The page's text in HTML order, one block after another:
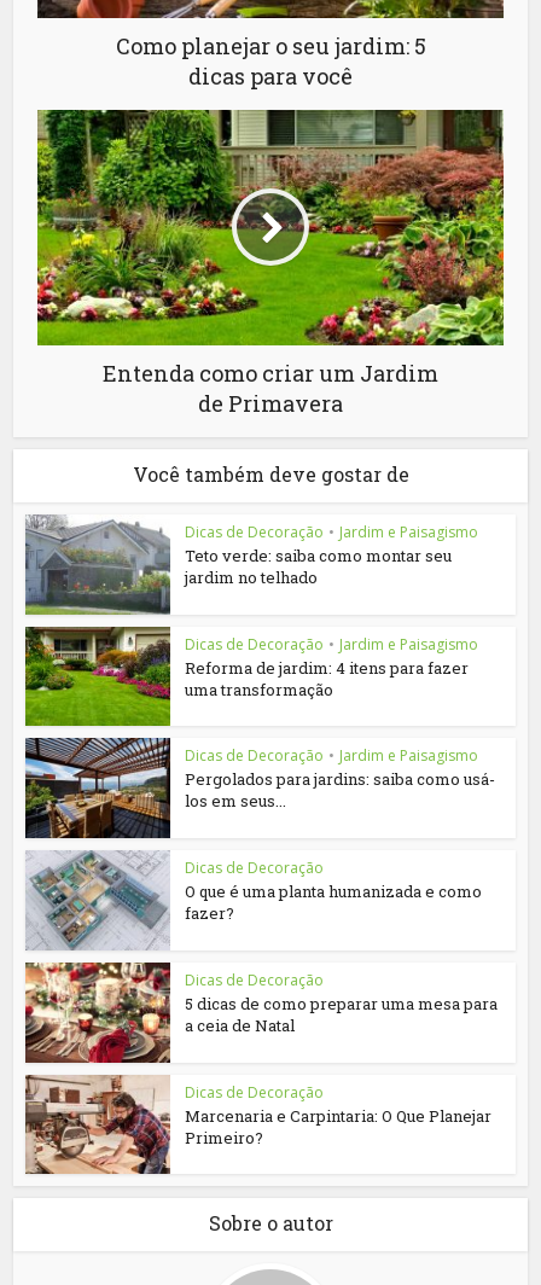
Como planejar o seu jardim: 5
dicas para você
Entenda como criar um Jardim
de Primavera
Você também deve gostar de
Dicas de Decoração • Jardim e Paisagismo
Teto verde: saiba como montar seu
jardim no telhado
Dicas de Decoração • Jardim e Paisagismo
Reforma de jardim: 4 itens para fazer
uma transformação
Dicas de Decoração • Jardim e Paisagismo
Pergolados para jardins: saiba como usá-
los em seus...
Dicas de Decoração
O que é uma planta humanizada e como
fazer?
Dicas de Decoração
5 dicas de como preparar uma mesa para
a ceia de Natal
Dicas de Decoração
Marcenaria e Carpintaria: O Que Planejar
Primeiro?
Sobre o autor